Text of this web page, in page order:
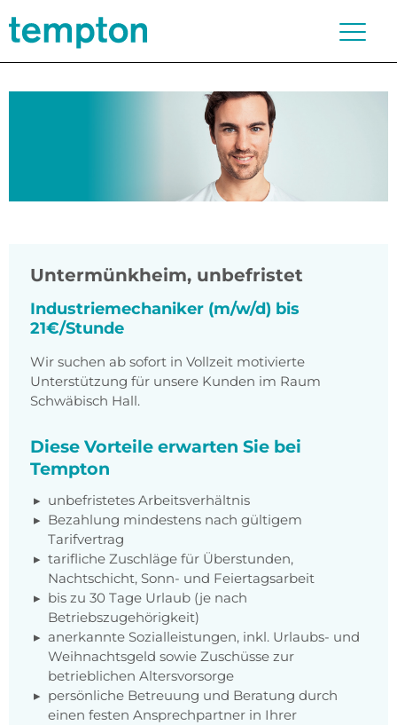
Untermünkheim, unbefristet
Industriemechaniker (m/w/d) bis
21€/Stunde
Wir suchen ab sofort in Vollzeit motivierte
Unterstützung für unsere Kunden im Raum
Schwäbisch Hall.
Diese Vorteile erwarten Sie bei
Tempton
unbefristetes Arbeitsverhältnis
Bezahlung mindestens nach gültigem
Tarifvertrag
tarifliche Zuschläge für Überstunden,
Nachtschicht, Sonn- und Feiertagsarbeit
bis zu 30 Tage Urlaub (je nach
Betriebszugehörigkeit)
anerkannte Sozialleistungen, inkl. Urlaubs- und
Weihnachtsgeld sowie Zuschüsse zur
betrieblichen Altersvorsorge
persönliche Betreuung und Beratung durch
einen festen Ansprechpartner in Ihrer